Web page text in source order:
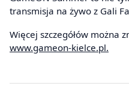
transmisja na żywo z Gali
Więcej szczegółów można
www.gameon-kielce.pl.